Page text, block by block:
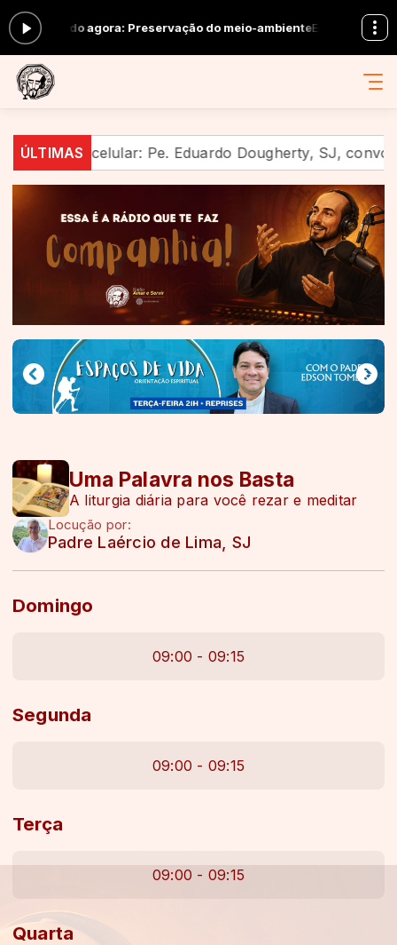
Tocando agora: Preservação do meio-ambienteEm Companhia
ÚLTIMAS
ao celular: Pe. Eduardo Dougherty, SJ, convoca
Uma Palavra nos Basta
A liturgia diária para você rezar e meditar
Locução por:
Padre Laércio de Lima, SJ
Domingo
09:00 - 09:15
Segunda
09:00 - 09:15
Terça
09:00 - 09:15
Quarta